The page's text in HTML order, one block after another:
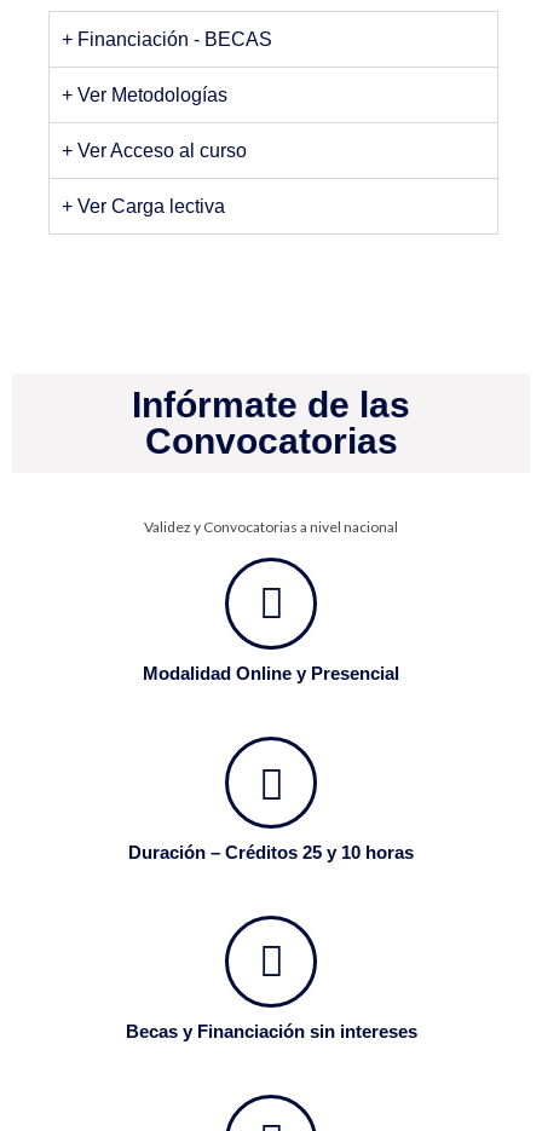
+ Financiación - BECAS
+ Ver Metodologías
+ Ver Acceso al curso
+ Ver Carga lectiva
Infórmate de las
Convocatorias
Validez y Convocatorias a nivel nacional
Modalidad Online y Presencial
Duración – Créditos 25 y 10 horas
Becas y Financiación sin intereses